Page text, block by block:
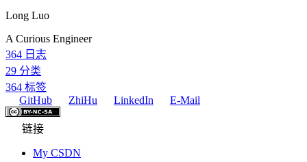
Long Luo
A Curious Engineer
364 日志
29 分类
364 标签
GitHub
ZhiHu LinkedIn E-Mail
链接
My CSDN